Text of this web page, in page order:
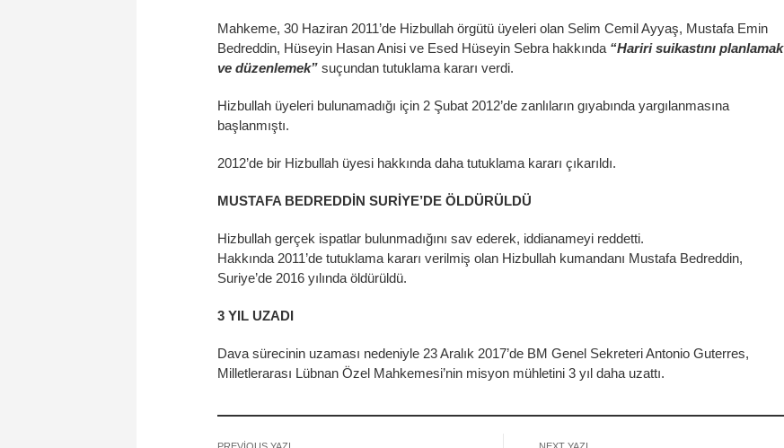
Mahkeme, 30 Haziran 2011’de Hizbullah örgütü üyeleri olan Selim Cemil Ayyaş, Mustafa Emin
Bedreddin, Hüseyin Hasan Anisi ve Esed Hüseyin Sebra hakkında “Hariri suikastını planlamak
ve düzenlemek” suçundan tutuklama kararı verdi.
Hizbullah üyeleri bulunamadığı için 2 Şubat 2012’de zanlıların gıyabında yargılanmasına
başlanmıştı.
2012’de bir Hizbullah üyesi hakkında daha tutuklama kararı çıkarıldı.
MUSTAFA BEDREDDİN SURİYE’DE ÖLDÜRÜLDÜ
Hizbullah gerçek ispatlar bulunmadığını sav ederek, iddianameyi reddetti.
Hakkında 2011’de tutuklama kararı verilmiş olan Hizbullah kumandanı Mustafa Bedreddin,
Suriye’de 2016 yılında öldürüldü.
3 YIL UZADI
Dava sürecinin uzaması nedeniyle 23 Aralık 2017’de BM Genel Sekreteri Antonio Guterres,
Milletlerarası Lübnan Özel Mahkemesi’nin misyon mühletini 3 yıl daha uzattı.